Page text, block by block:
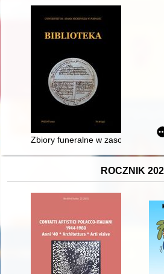
Zbiory funeralne w zasobach
ROCZNIK